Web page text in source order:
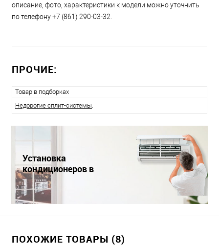
описание, фото, характеристики к модели можно уточнить
по телефону +7 (861) 290-03-32.
ПРОЧИЕ:
Товар в подборках
Недорогие сплит-системы.
Установка
кондиционеров в
Краснодаре
ПОХОЖИЕ ТОВАРЫ (8)